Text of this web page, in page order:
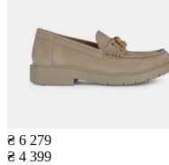
₴ 6 279
₴ 4 399